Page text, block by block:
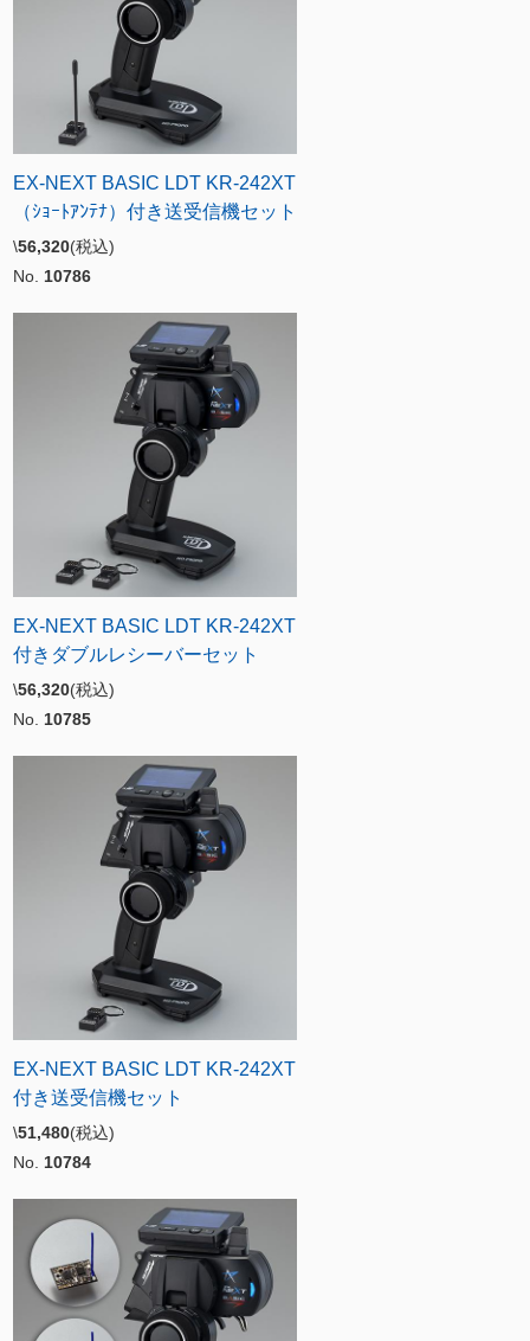
EX-NEXT BASIC LDT KR-242XT
（ｼｮｰﾄｱﾝﾃﾅ）付き送受信機セット
\56,320(税込)
No. 10786
EX-NEXT BASIC LDT KR-242XT
付きダブルレシーバーセット
\56,320(税込)
No. 10785
EX-NEXT BASIC LDT KR-242XT
付き送受信機セット
\51,480(税込)
No. 10784